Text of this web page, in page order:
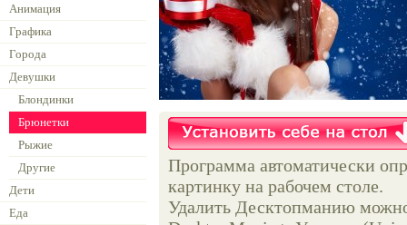
Анимация
Графика
Города
Девушки
Блондинки
Брюнетки
Рыжие
Другие
Дети
Еда
Программа автоматически
картинку на рабочем столе.
Удалить Десктопманию